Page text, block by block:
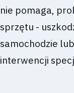
nie pomaga,
sprzętu -
samochodzie
interwencji